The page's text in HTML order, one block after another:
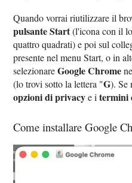
Quando vorrai riutilizzare il
pulsante Start(l'icona con il
quattro quadrati) e poi sul
presente nel menu Start, o in
selezionareGoogle Chrome
(lo trovi sotto la lettera "G). Se
opzioni di privacye itermini
Come installare Google